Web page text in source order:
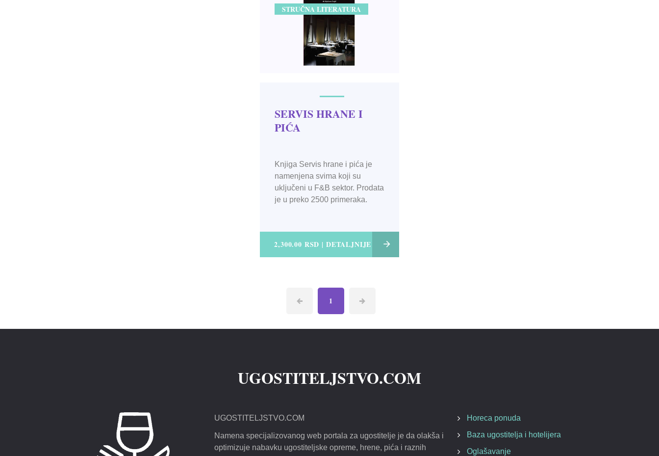
STRUČNA LITERATURA
SERVIS HRANE I
PIĆA
Knjiga Servis hrane i pića je
namenjena svima koji su
uključeni u F&B sektor. Prodata
je u preko 2500 primeraka.
2,300.00 RSD | DETALJNIJE
1
UGOSTITELJSTVO.COM
UGOSTITELJSTVO.COM
Namena specijalizovanog web portala za ugostitelje je da olakša i
optimizuje nabavku ugostiteljske opreme, hrene, pića i raznih
Horeca ponuda
Baza ugostitelja i hotelijera
Oglašavanje